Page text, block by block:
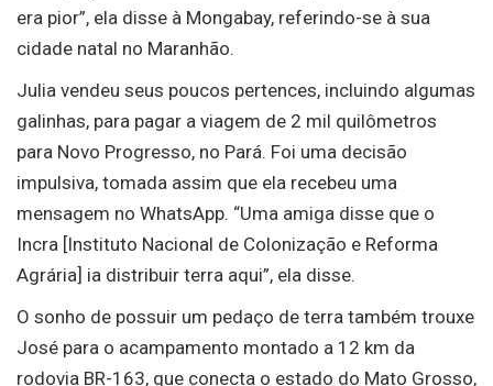
era pior”, ela disse à Mongabay, referindo-se à sua
cidade natal no Maranhão.
Julia vendeu seus poucos pertences, incluindo algumas
galinhas, para pagar a viagem de 2 mil quilômetros
para Novo Progresso, no Pará. Foi uma decisão
impulsiva, tomada assim que ela recebeu uma
mensagem no WhatsApp. “Uma amiga disse que o
Incra [Instituto Nacional de Colonização e Reforma
Agrária] ia distribuir terra aqui”, ela disse.
O sonho de possuir um pedaço de terra também trouxe
José para o acampamento montado a 12 km da
rodovia BR-163, que conecta o estado do Mato Grosso,